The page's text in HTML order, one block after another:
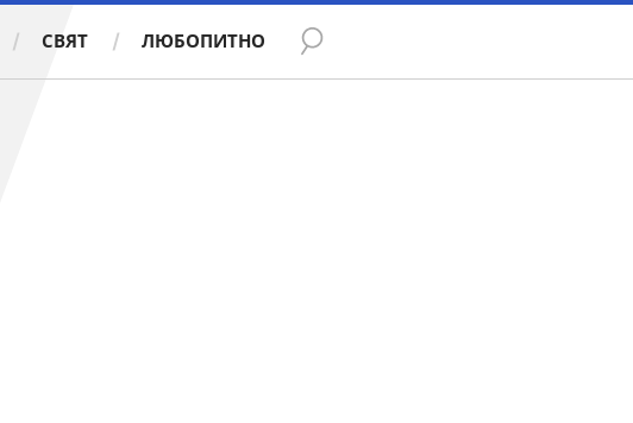
СВЯТ ЛЮБОПИТНО